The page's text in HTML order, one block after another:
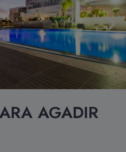
AGADIR